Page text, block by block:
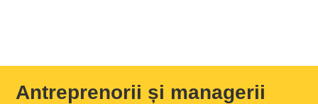
Antreprenorii și managerii